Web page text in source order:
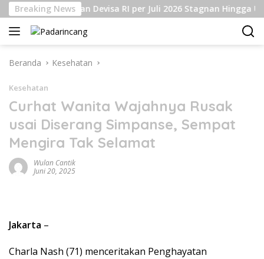
Langsung
ke
konten
Breaking News
Cadangan Devisa RI per Juli 2026 Stagnan Hingga
Beranda Kesehatan
Kesehatan
Curhat Wanita Wajahnya Rusak
usai Diserang Simpanse, Sempat
Mengira Tak Selamat
Wulan Cantik
Juni 20, 2025
Jakarta –
Charla Nash (71) menceritakan Penghayatan